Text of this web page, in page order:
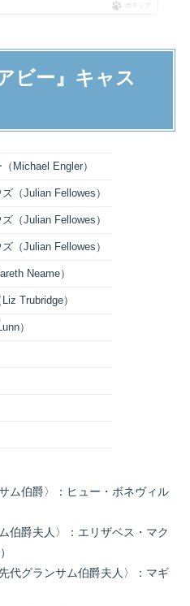
ポチップ
ビー』キャス
Michael Engler）
（Julian Fellowes）
（Julian Fellowes）
（Julian Fellowes）
Neame）
Trubridge）
）
ム伯爵〉：ヒュー・ボネヴィル
伯爵夫人〉：エリザベス・マク
代グランサム伯爵夫人〉：マギ